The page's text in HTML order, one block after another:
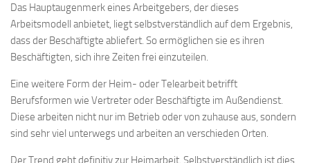
Das Hauptaugenmerk eines Arbeitgebers, der dieses
Arbeitsmodell anbietet, liegt selbstverständlich auf dem Ergebnis,
dass der Beschäftigte abliefert. So ermöglichen sie es ihren
Beschäftigten, sich ihre Zeiten frei einzuteilen.
Eine weitere Form der Heim- oder Telearbeit betrifft
Berufsformen wie Vertreter oder Beschäftigte im Außendienst.
Diese arbeiten nicht nur im Betrieb oder von zuhause aus, sondern
sind sehr viel unterwegs und arbeiten an verschieden Orten.
Der Trend geht definitiv zur Heimarbeit. Selbstverständlich ist dies